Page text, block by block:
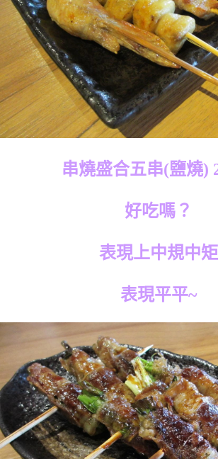
串燒盛合五串(鹽燒)
好吃嗎？
表現上中規中矩
表現平平~